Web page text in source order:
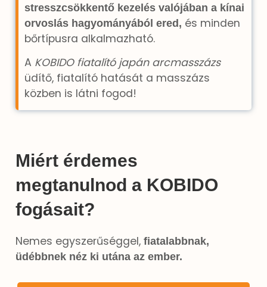
stresszcsökkentő kezelés valójában a kínai
orvoslás hagyományából ered, és minden
bőrtípusra alkalmazható.
A KOBIDO fiatalító japán arcmasszázs
üdítő, fiatalító hatását a masszázs
közben is látni fogod!
Miért érdemes
megtanulnod a KOBIDO
fogásait?
Nemes egyszerűséggel, fiatalabbnak,
üdébbnek néz ki utána az ember.